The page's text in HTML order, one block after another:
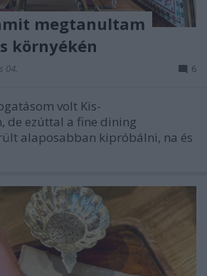
megtanultam
környékén
04. 6
volt Kis-
de ezúttal a fine dining
alaposabban kipróbálni, na és